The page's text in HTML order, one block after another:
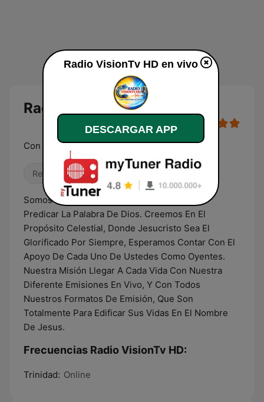
Radio VisionTv HD en vivo
Con cobertura celestial
Religioso & Espiritualidad
Somos Una Estación Con Un Único Interés,
Predicar La Palabra De Dios. Creemos En El
Propósito Celestial, Donde Jesucristo Sea El
Glorificado Por Siempre, Esperamos Contar Con El
Apoyo De Cada Uno De Ustedes Como Oyentes.
Nuestra Misión Llegar A Cada Vida Con Nuestra
Diferente Emisiones En Vivo, Y Con Todos
Nuestros Formatos De Emisión, Que Son
Totalmente Para Edificar Sus Vidas En El Nombre
De Jesus.
Frecuencias Radio VisionTv HD:
Trinidad: Online
Radio VisionTv HD en vivo
DESCARGAR APP